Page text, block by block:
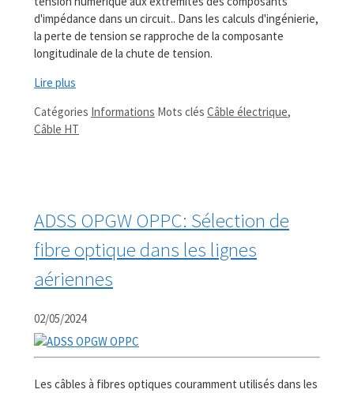
d'impédance dans un circuit.. Dans les calculs d'ingénierie,
la perte de tension se rapproche de la composante
longitudinale de la chute de tension.
Lire plus
Catégories Informations Mots clés Câble électrique,
Câble HT
ADSS OPGW OPPC: Sélection de
fibre optique dans les lignes
aériennes
02/05/2024
Les câbles à fibres optiques couramment utilisés dans les